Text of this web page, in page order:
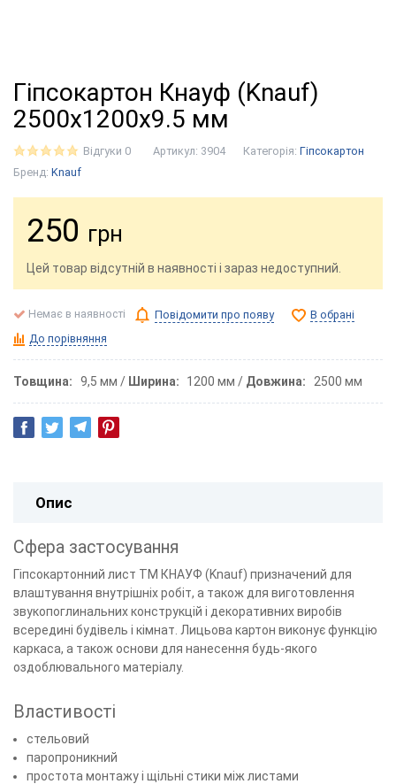
Гіпсокартон Кнауф (Knauf)
2500х1200х9.5 мм
Відгуки 0 Артикул: 3904 Категорія: Гіпсокартон
Бренд: Knauf
250 грн
Цей товар відсутній в наявності і зараз недоступний.
Немає в наявності Повідомити про появу
В обрані
До порівняння
Товщина 9,5 мм Ширина 1200 мм Довжина 2500 мм
Опис
Сфера застосування
Гіпсокартонний лист ТМ КНАУФ (Knauf) призначений для
влаштування внутрішніх робіт, а також для виготовлення
звукопоглинальних конструкцій і декоративних виробів
всередині будівель і кімнат. Лицьова картон виконує функцію
каркаса, а також основи для нанесення будь-якого
оздоблювального матеріалу.
Властивості
стельовий
паропроникний
простота монтажу і щільні стики між листами